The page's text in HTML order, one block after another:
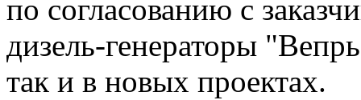
по согласованию с
дизель-генераторы
так и в новых проектах.